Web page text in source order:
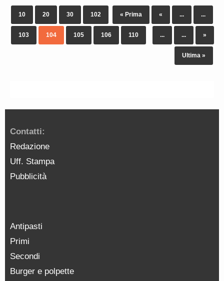
« Prima « ...
10 20 30 ...
102
103 104 105 106 ...
110 ... »
Ultima »
Contatti:
Redazione
Uff. Stampa
Pubblicità
Antipasti
Primi
Secondi
Burger e polpette